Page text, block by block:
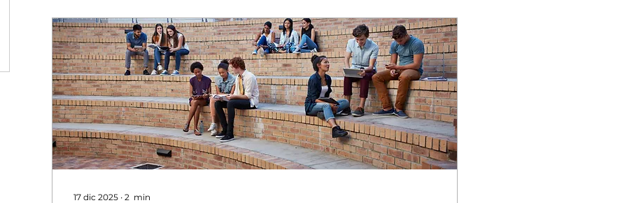
17 dic 2025 ∙ 2 min